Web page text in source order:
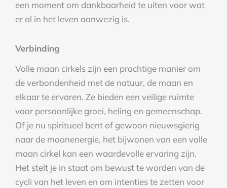
een moment om dankbaarheid te uiten voor wat
er al in het leven aanwezig is.
Verbinding
Volle maan cirkels zijn een prachtige manier om
de verbondenheid met de natuur, de maan en
elkaar te ervaren. Ze bieden een veilige ruimte
voor persoonlijke groei, heling en gemeenschap.
Of je nu spiritueel bent of gewoon nieuwsgierig
naar de maanenergie, het bijwonen van een volle
maan cirkel kan een waardevolle ervaring zijn.
Het stelt je in staat om bewust te worden van de
cycli van het leven en om intenties te zetten voor